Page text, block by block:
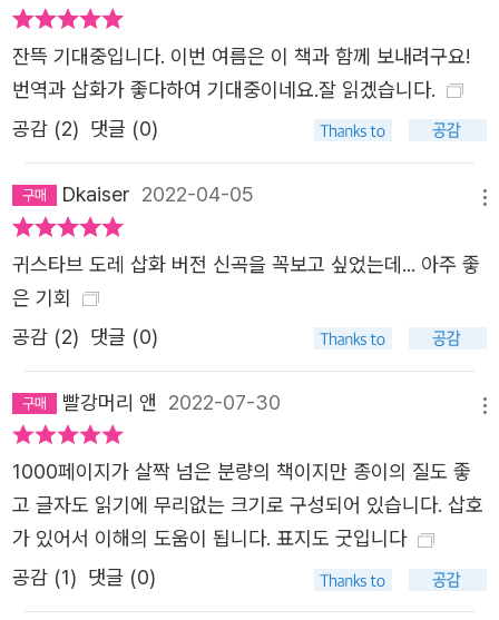
잔뜩 기대중입니다. 이번 여름은 이 책과 함께 보내려구요!
번역과 삽화가 좋다하여 기대중이네요.잘 읽겠습니다.
공감 (2) 댓글 (0)
Dkaiser 2022-04-05
귀스타브 도레 삽화 버전 신곡을 꼭보고 싶었는데... 아주 좋
은 기회
공감 (2) 댓글 (0)
빨강머리 앤 2022-07-30
1000페이지가 살짝 넘은 분량의 책이지만 종이의 질도 좋
고 글자도 읽기에 무리없는 크기로 구성되어 있습니다. 삽호
가 있어서 이해의 도움이 됩니다. 표지도 굿입니다
공감 (1) 댓글 (0)